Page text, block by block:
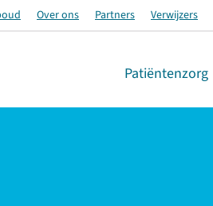
Over ons Partners Verwijzers
Patiëntenzorg